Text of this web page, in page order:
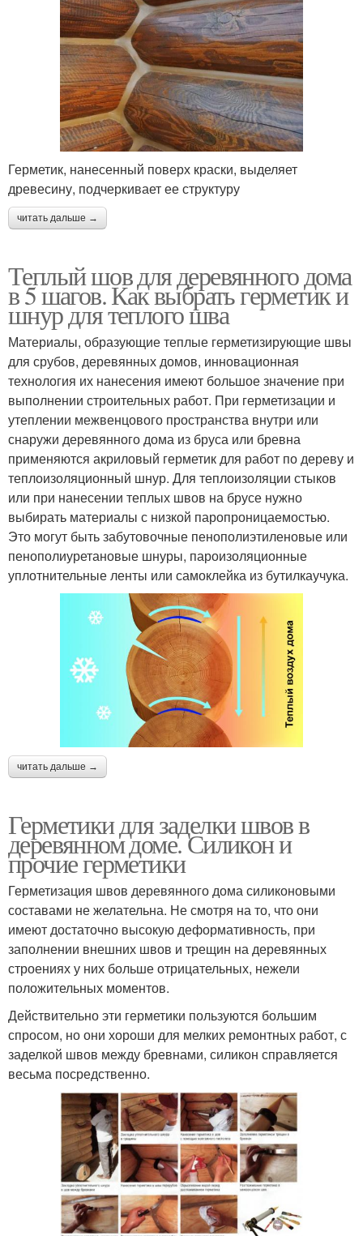
Герметик, нанесенный поверх краски, выделяет
древесину, подчеркивает ее структуру
читать дальше →
Теплый шов для деревянного дома
в 5 шагов. Как выбрать герметик и
шнур для теплого шва
Материалы, образующие теплые герметизирующие швы
для срубов, деревянных домов, инновационная
технология их нанесения имеют большое значение при
выполнении строительных работ. При герметизации и
утеплении межвенцового пространства внутри или
снаружи деревянного дома из бруса или бревна
применяются акриловый герметик для работ по дереву и
теплоизоляционный шнур. Для теплоизоляции стыков
или при нанесении теплых швов на брусе нужно
выбирать материалы с низкой паропроницаемостью.
Это могут быть забутовочные пенополиэтиленовые или
пенополиуретановые шнуры, пароизоляционные
уплотнительные ленты или самоклейка из бутилкаучука.
читать дальше →
Герметики для заделки швов в
деревянном доме. Силикон и
прочие герметики
Герметизация швов деревянного дома силиконовыми
составами не желательна. Не смотря на то, что они
имеют достаточно высокую деформативность, при
заполнении внешних швов и трещин на деревянных
строениях у них больше отрицательных, нежели
положительных моментов.
Действительно эти герметики пользуются большим
спросом, но они хороши для мелких ремонтных работ, с
заделкой швов между бревнами, силикон справляется
весьма посредственно.